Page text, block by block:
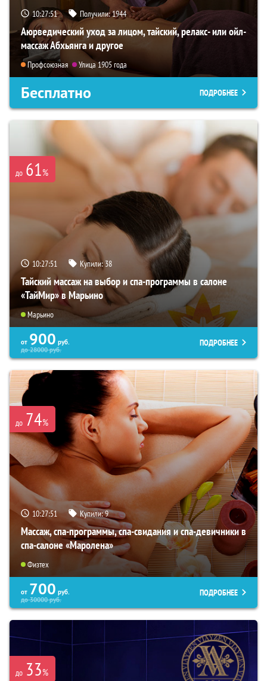
10:27:49 Получили:1944
Аюрведический уход за лицом, тайский, релакс- или ойл-
массаж Абхьянга и другое
Профсоюзная Улица 1905 года
Бесплатно ПОДРОБНЕЕ
до 61%
10:27:49 Купили:38
Тайский массаж на выбор и спа-программы в салоне
«ТайМир» в Марьино
Марьино
от 900 руб.
до28000руб.
ПОДРОБНЕЕ
до 74%
10:27:49 Купили:9
Массаж, спа-программы, спа-свидания и спа-девичники в
спа-салоне «Маролена»
Физтех
от 700 руб.
до30000руб.
ПОДРОБНЕЕ
до 33%